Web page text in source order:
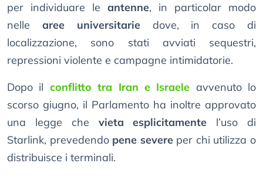
per individuare le antenne, in particolar modo
nelle aree universitariedove, in caso di
localizzazione, sono stati avviati sequestri,
repressioni violente e campagne intimidatorie.
Dopo il conflitto tra Iran e Israele avvenuto lo
scorso giugno, il Parlamento ha inoltre approvato
una legge che vieta esplicitamente l’uso di
Starlink, prevedendo pene severeper chi utilizza o
distribuisce i terminali.